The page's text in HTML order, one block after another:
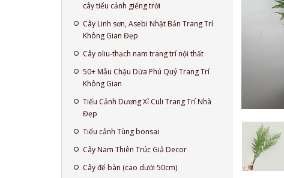
cây tiểu cảnh giếng trời
Cây Linh sơn, Asebi Nhật Bản Trang Trí
Không Gian Đẹp
Cây oliu-thạch nam trang trí nội thất
50+ Mẫu Chậu Dừa Phú Quý Trang Trí
Không Gian
Tiểu Cảnh Dương Xỉ Culi Trang Trí Nhà
Đẹp
Tiểu cảnh Tùng bonsai
Cây Nam Thiên Trúc Giả Decor
Cây để bàn (cao dưới 50cm)